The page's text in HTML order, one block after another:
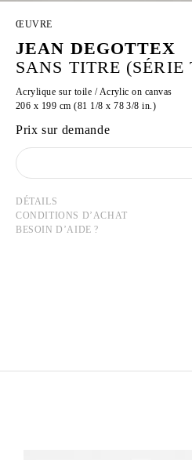
ŒUVRE
JEAN DEGOTTEX
SANS TITRE
Acrylique sur toile / Acrylic on canvas
206 x 199 cm (81 1/8 x 78 3/8 in.)
Prix sur demande
DÉTAILS
CONDITIONS D’ACHAT
BESOIN D’AIDE ?